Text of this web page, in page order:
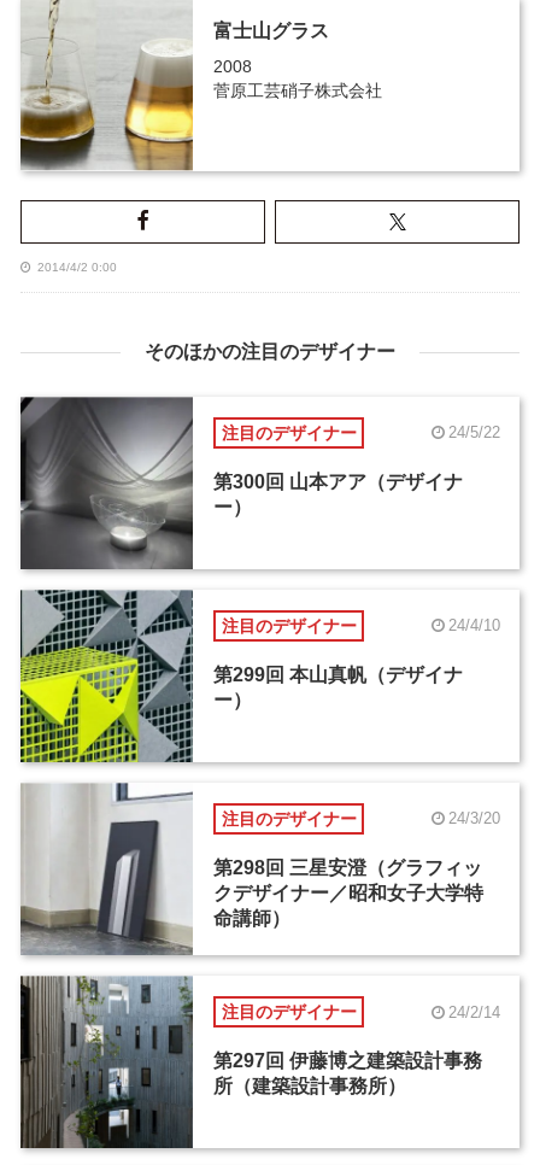
富士山グラス
2008
菅原工芸硝子株式会社
2014/4/2 0:00
そのほかの注目のデザイナー
注目のデザイナー 24/5/22
第300回 山本アア（デザイナ
ー）
注目のデザイナー 24/4/10
第299回 本山真帆（デザイナ
ー）
注目のデザイナー 24/3/20
第298回 三星安澄（グラフィッ
クデザイナー／昭和女子大学特
命講師）
注目のデザイナー 24/2/14
第297回 伊藤博之建築設計事務
所（建築設計事務所）